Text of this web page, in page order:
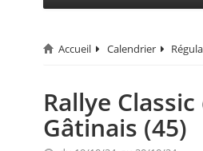
CIRCUIT
RALLYE
MONTAGNE
Accueil Calendrier
Rallye
Gâtinais (45)